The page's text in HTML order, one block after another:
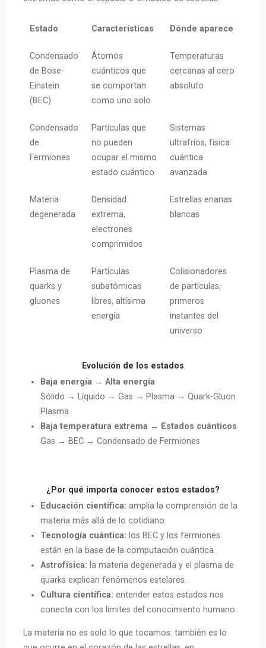
Estado Características Dónde aparece
Condensado
de Bose-
Einstein
(BEC)
Átomos
cuánticos que
se comportan
como uno solo
Temperaturas
cercanas al cero
absoluto
Condensado
de
Fermiones
Partículas que
no pueden
ocupar el mismo
estado cuántico
Sistemas
ultrafríos, física
cuántica
avanzada
Materia
degenerada
Densidad
extrema,
electrones
comprimidos
Estrellas enanas
blancas
Plasma de
quarks y
gluones
Partículas
subatómicas
libres, altísima
energía
Colisionadores
de partículas,
primeros
instantes del
universo
Evolución de los estados
Baja energía → Alta energía
Sólido → Líquido → Gas → Plasma → Quark-Gluon
Plasma
Baja temperatura extrema → Estados cuánticos
Gas → BEC → Condensado de Fermiones
¿Por qué importa conocer estos estados?
Educación científica: amplía la comprensión de la
materia más allá de lo cotidiano.
Tecnología cuántica: los BEC y los fermiones
están en la base de la computación cuántica.
Astrofísica: la materia degenerada y el plasma de
quarks explican fenómenos estelares.
Cultura científica: entender estos estados nos
conecta con los límites del conocimiento humano.
La materia no es solo lo que tocamos: también es lo